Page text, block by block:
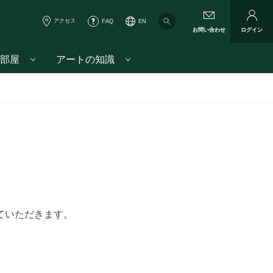
アクセス FAQ
EN
お問い合わせ
ログイン
屋 アートの知識
ただきます。